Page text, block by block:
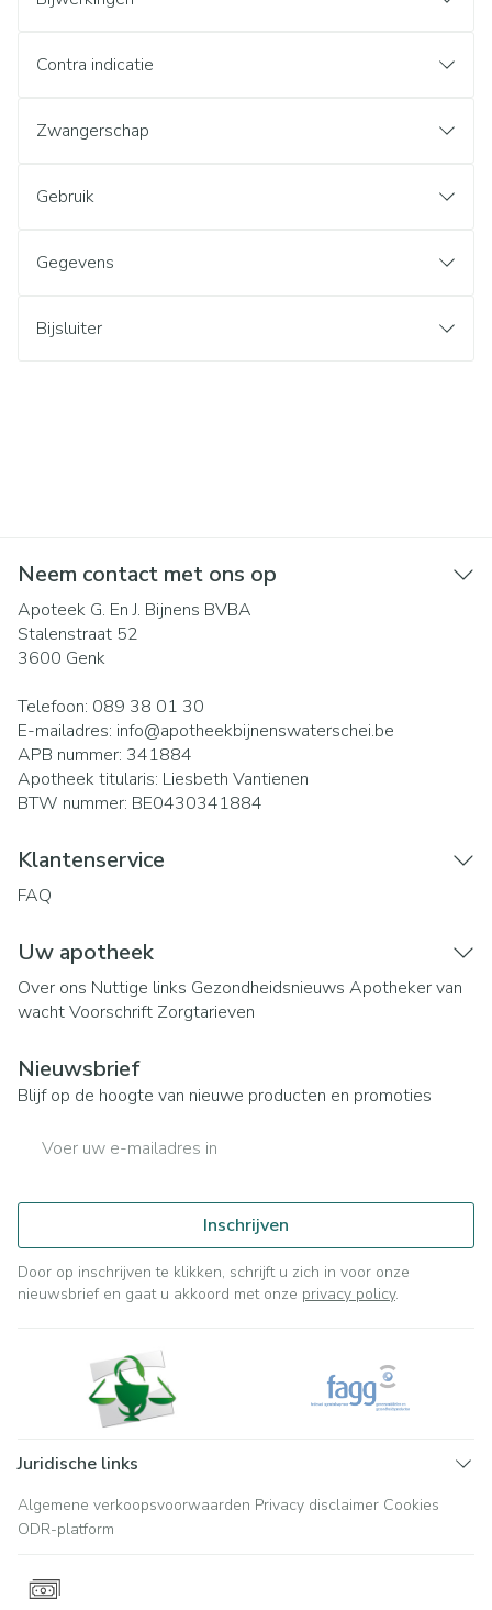
Contra indicatie
Zwangerschap
Gebruik
Gegevens
Bijsluiter
Neem contact met ons op
Apoteek G. En J. Bijnens BVBA
Stalenstraat 52
3600 Genk
Telefoon: 089 38 01 30
E-mailadres: info@apotheekbijnenswaterschei.be
APB nummer: 341884
Apotheek titularis: Liesbeth Vantienen
BTW nummer: BE0430341884
Klantenservice
FAQ
Uw apotheek
Over ons Nuttige links Gezondheidsnieuws Apotheker van
wachtVoorschrift Zorgtarieven
Nieuwsbrief
Blijf op de hoogte van nieuwe producten en promoties
Inschrijven
Door op inschrijven te klikken, schrijft u zich in voor onze
nieuwsbrief en gaat u akkoord met onze privacy policy.
Juridische links
Algemene verkoopsvoorwaarden Privacy disclaimer Cookies
ODR-platform